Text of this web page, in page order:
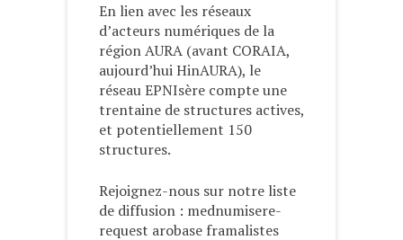
En lien avec les réseaux
d’acteurs numériques de la
région AURA (avant CORAIA,
aujourd’hui HinAURA), le
réseau EPNIsère compte une
trentaine de structures actives,
et potentiellement 150
structures.
Rejoignez-nous sur notre liste
de diffusion : mednumisere-
request arobase framalistes